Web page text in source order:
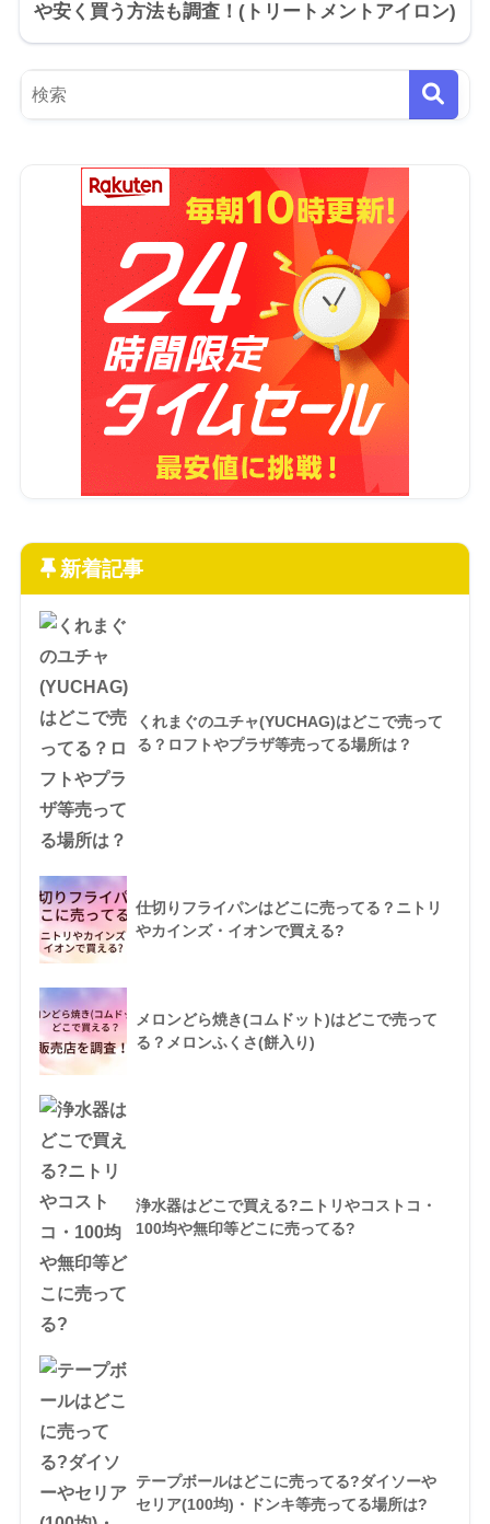
や安く買う方法も調査！(トリートメントアイロン)
新着記事
くれまぐのユチャ(YUCHAG)はどこで売って
る？ロフトやプラザ等売ってる場所は？
仕切りフライパンはどこに売ってる？ニトリ
やカインズ・イオンで買える?
メロンどら焼き(コムドット)はどこで売って
る？メロンふくさ(餅入り)
浄水器はどこで買える?ニトリやコストコ・
100均や無印等どこに売ってる?
テープボールはどこに売ってる?ダイソーや
セリア(100均)・ドンキ等売ってる場所は?